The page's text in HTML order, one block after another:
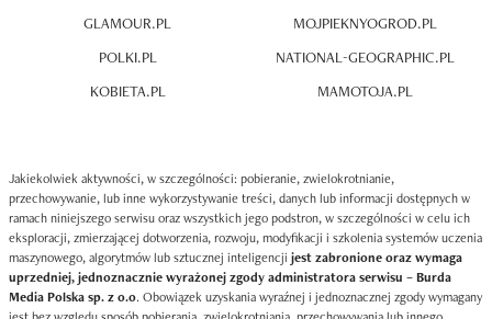
GLAMOUR.PL
POLKI.PL
KOBIETA.PL
MOJPIEKNYOGROD.PL
NATIONAL-GEOGRAPHIC.PL
MAMOTOJA.PL
Jakiekolwiek aktywności, w szczególności: pobieranie, zwielokrotnianie,
przechowywanie, lub inne wykorzystywanie treści, danych lub informacji dostępnych w
ramach niniejszego serwisu oraz wszystkich jego podstron, w szczególności w celu ich
eksploracji, zmierzającej dotworzenia, rozwoju, modyfikacji i szkolenia systemów uczenia
maszynowego, algorytmów lub sztucznej inteligencji jest zabronione oraz wymaga
uprzedniej, jednoznacznie wyrażonej zgody administratora serwisu – Burda
Media Polska sp. z o.o. Obowiązek uzyskania wyraźnej i jednoznacznej zgody wymagany